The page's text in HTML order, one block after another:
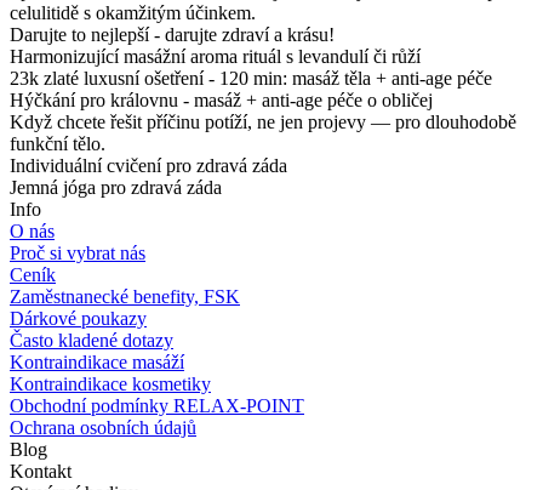
celulitidě s okamžitým účinkem.
Darujte to nejlepší - darujte zdraví a krásu!
Harmonizující masážní aroma rituál s levandulí či růží
23k zlaté luxusní ošetření - 120 min: masáž těla + anti-age péče
Hýčkání pro královnu - masáž + anti-age péče o obličej
Když chcete řešit příčinu potíží, ne jen projevy — pro dlouhodobě
funkční tělo.
Individuální cvičení pro zdravá záda
Jemná jóga pro zdravá záda
Info
O nás
Proč si vybrat nás
Ceník
Zaměstnanecké benefity, FSK
Dárkové poukazy
Často kladené dotazy
Kontraindikace masáží
Kontraindikace kosmetiky
Obchodní podmínky RELAX-POINT
Ochrana osobních údajů
Blog
Kontakt